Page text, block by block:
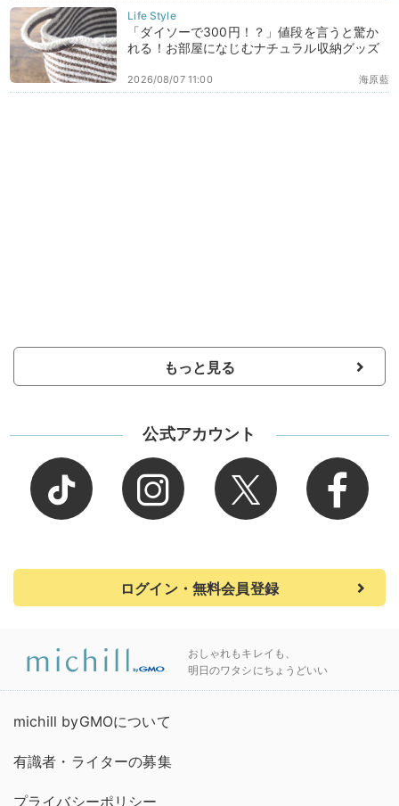
「ダイソーで300円！？」値段を言うと驚か
れる！お部屋になじむナチュラル収納グッズ
海原藍
2026/08/07 11:00
もっと見る
公式アカウント
ログイン・無料会員登録
おしゃれもキレイも、
明日のワタシにちょうどいい
michill byGMOについて
有識者・ライターの募集
プライバシーポリシー